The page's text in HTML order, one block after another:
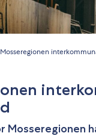
Mosseregionen
Mosseregionen